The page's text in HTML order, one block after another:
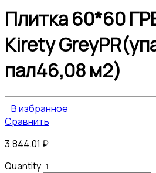
Плитка 60*60
Kirety
пал46,08 м2)
В избранное
Сравнить
3,844.01 ₽
Quantity